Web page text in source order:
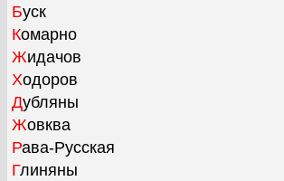
Буск
Комарно
Жидачов
Ходоров
Дубляны
Жовква
Рава-Русская
Глиняны